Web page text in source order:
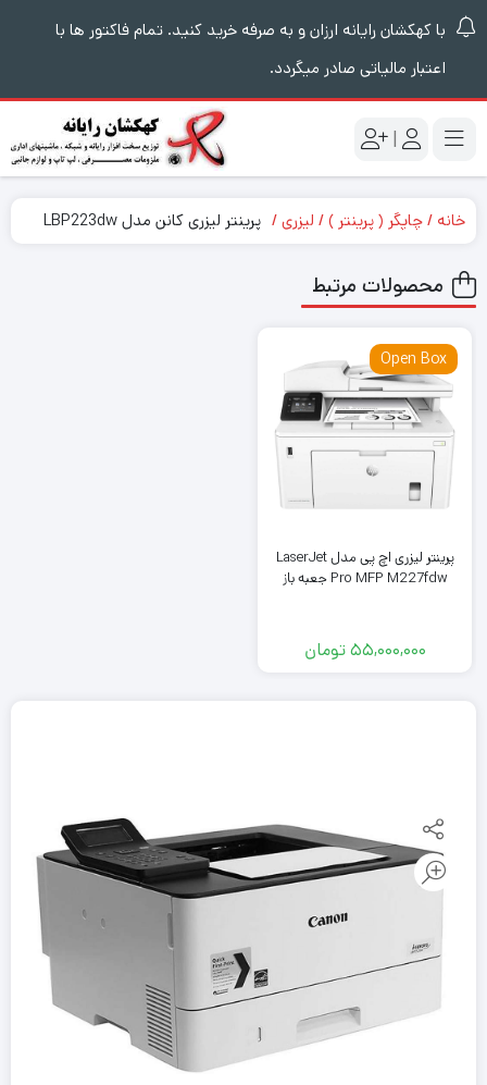
با کهکشان رایانه ارزان و به صرفه خرید کنید. تمام فاکتور ها با
اعتبار مالیاتی صادر میگردد.
|
خانه چاپگر ( پرینتر ) لیزری پرینتر لیزری کانن مدل LBP223dw
محصولات مرتبط
Open Box
پرینتر لیزری اچ پی مدل LaserJet
Pro MFP M227fdw جعبه باز
55,000,000تومان